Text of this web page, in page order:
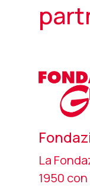
La
1950